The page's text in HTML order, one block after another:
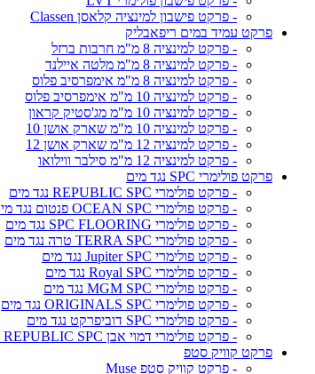
- פרקט פישבון למינציה קלאסן Classen
פרקט עמיד במים ריפאבליק
- פרקט למינציה 8 מ"מ חרבות ברזל
- פרקט למינציה 8 מ"מ מלטה איילנד
- פרקט למינציה 8 מ"מ אימפרסיב פלוס
- פרקט למינציה 10 מ"מ אימפרסיב פלוס
- פרקט למינציה 10 מ"מ מג'סטיק קראון
- פרקט למינציה 10 מ"מ שארק אושן 10
- פרקט למינציה 12 מ"מ שארק אושן 12
- פרקט למינציה 12 מ"מ סילבר ווילואו
פרקט פולימרי SPC נגד מים
- פרקט פולימרי REPUBLIC SPC נגד מים
- פרקט פולימרי OCEAN SPC פנטום נגד מים
- פרקט פולימרי SPC FLOORING נגד מים
- פרקט פולימרי TERRA SPC טרה נגד מים
- פרקט פולימרי Jupiter SPC נגד מים
- פרקט פולימרי Royal SPC נגד מים
- פרקט פולימרי MGM SPC נגד מים
- פרקט פולימרי ORIGINALS SPC נגד מים
- פרקט פולימרי SPC דוביפרקט נגד מים
- פרקט פולימרי דמוי אבן REPUBLIC SPC נגד מים
פרקט קוויק סטפ
- פרקט קוויק סטפ Muse